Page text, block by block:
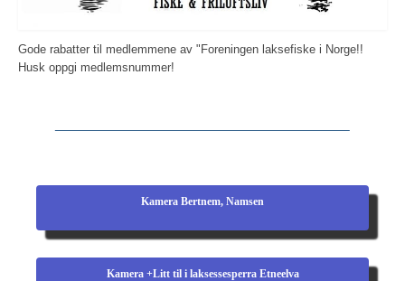
Gode rabatter til medlemmene av "Foreningen laksefiske i Norge!!
Husk oppgi medlemsnummer!
Kamera Bertnem, Namsen
Kamera +Litt til i laksessesperra Etneelva